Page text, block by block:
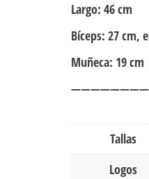
Largo: 46 cm
Bíceps: 27 cm,
Muñeca: 19 cm
Tallas
Logos